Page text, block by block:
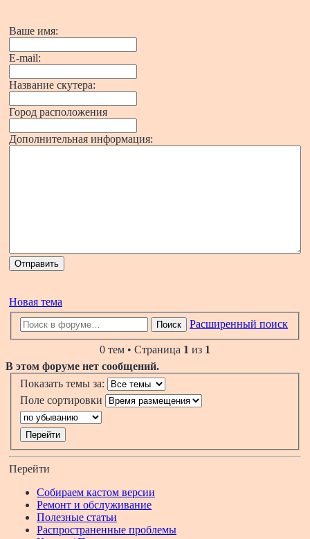
Ваше имя:
E-mail:
Название скутера:
Город расположения
Дополнительная информация:
Новая тема
Поиск Расширенный поиск
0 тем • Страница 1 из 1
В этом форуме нет сообщений.
Показать темы за:
Поле сортировки
Перейти
Собираем кастом версии
Ремонт и обслуживание
Полезные статьи
Распространенные проблемы